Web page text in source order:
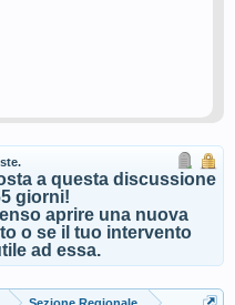
a questa discussione
giorni!
aprire una nuova
o se il tuo intervento
ad essa.